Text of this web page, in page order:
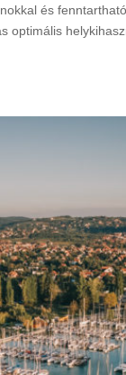
és
optimális